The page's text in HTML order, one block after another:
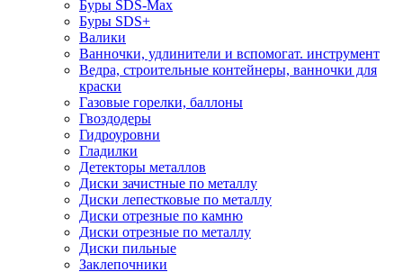
Буры SDS-Max
Буры SDS+
Валики
Ванночки, удлинители и вспомогат. инструмент
Ведра, строительные контейнеры, ванночки для
краски
Газовые горелки, баллоны
Гвоздодеры
Гидроуровни
Гладилки
Детекторы металлов
Диски зачистные по металлу
Диски лепестковые по металлу
Диски отрезные по камню
Диски отрезные по металлу
Диски пильные
Заклепочники